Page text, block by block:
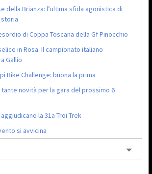
della Brianza: l’ultima sfida agonistica di
di Coppa Toscana della Gf Pinocchio
in Rosa. Il campionato italiano
Gallio
Bike Challenge: buona la prima
novità per la gara del prossimo 6
la 31a Troi Trek
si avvicina